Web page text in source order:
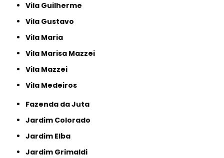
Vila Guilherme
Vila Gustavo
Vila Maria
Vila Marisa Mazzei
Vila Mazzei
Vila Medeiros
Fazenda da Juta
Jardim Colorado
Jardim Elba
Jardim Grimaldi